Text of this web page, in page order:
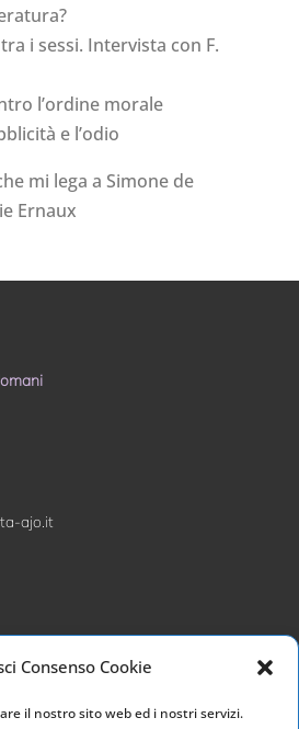
Consenso Cookie
il nostro sito web ed i nostri servizi.
i sessi. Intervista con F.
l’ordine morale
e l’odio
mi lega a Simone de
Ernaux
ajo.it